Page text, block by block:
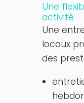
Une
activité
Une
locaux
des